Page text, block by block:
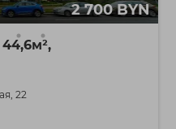
2 700 BYN
22